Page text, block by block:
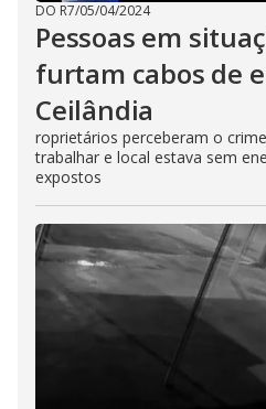
DO R7/05/04/2024
Pessoas em
furtam cabos de
Ceilândia
roprietários perceberam o
trabalhar e local estava sem
expostos